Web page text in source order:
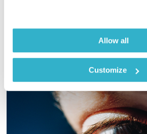
Allow all
Customize